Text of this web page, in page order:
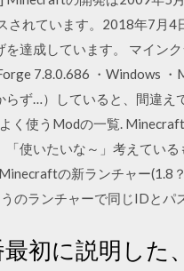
されています。2018年7月
を達成しています。 マイン
7.8.0.686 ・Windows
らず…）していると、間違
く使うModの一覧.
「使いたいな～」考えてい
の新ランチャー(1.8
のランチャーで同じIDとパ
最初に説明し